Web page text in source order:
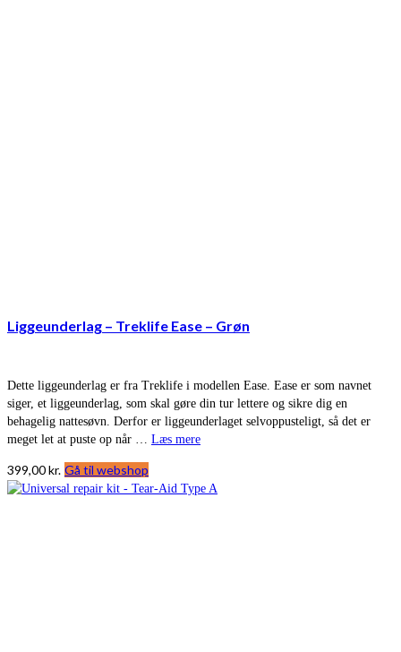
Liggeunderlag – Treklife Ease – Grøn
Dette liggeunderlag er fra Treklife i modellen Ease. Ease er som navnet
siger, et liggeunderlag, som skal gøre din tur lettere og sikre dig en
behagelig nattesøvn. Derfor er liggeunderlaget selvoppusteligt, så det er
meget let at puste op når … Læs mere
399,00kr. Gå til webshop